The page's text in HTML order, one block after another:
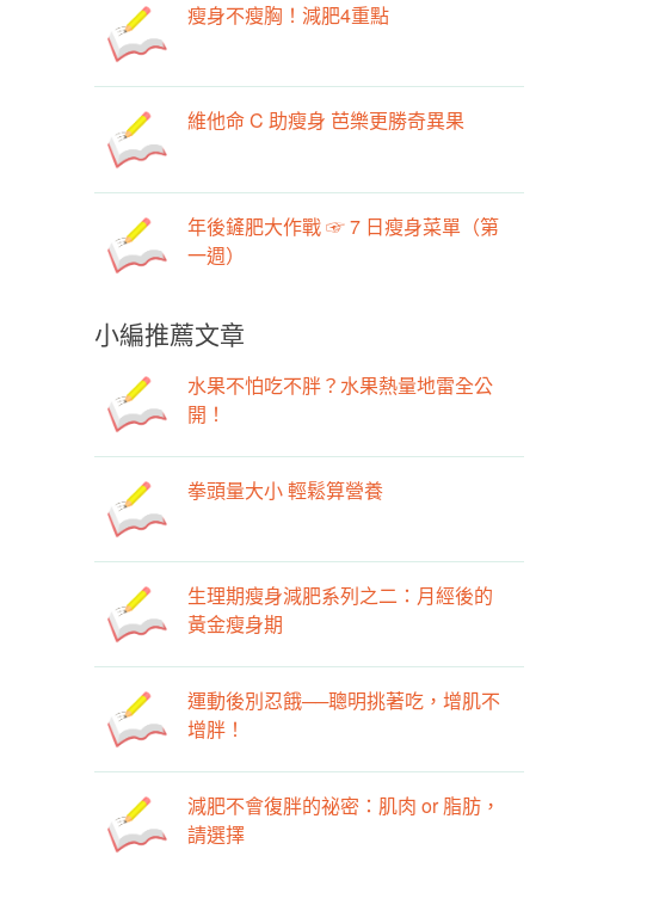
瘦身不瘦胸！減肥4重點
維他命 C 助瘦身 芭樂更勝奇異果
年後鏟肥大作戰 ☞ 7 日瘦身菜單（第
一週）
小編推薦文章
水果不怕吃不胖？水果熱量地雷全公
開！
拳頭量大小 輕鬆算營養
生理期瘦身減肥系列之二：月經後的
黃金瘦身期
運動後別忍餓──聰明挑著吃，增肌不
增胖！
減肥不會復胖的祕密：肌肉 or 脂肪，
請選擇